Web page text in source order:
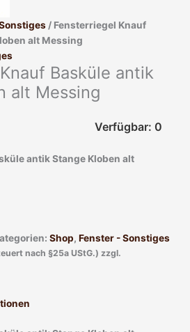
/ Fensterriegel Knauf
alt Messing
Basküle antik
alt Messing
Verfügbar: 0
antik Stange Kloben alt
Shop, Fenster - Sonstiges
nach §25a UStG.) zzgl.